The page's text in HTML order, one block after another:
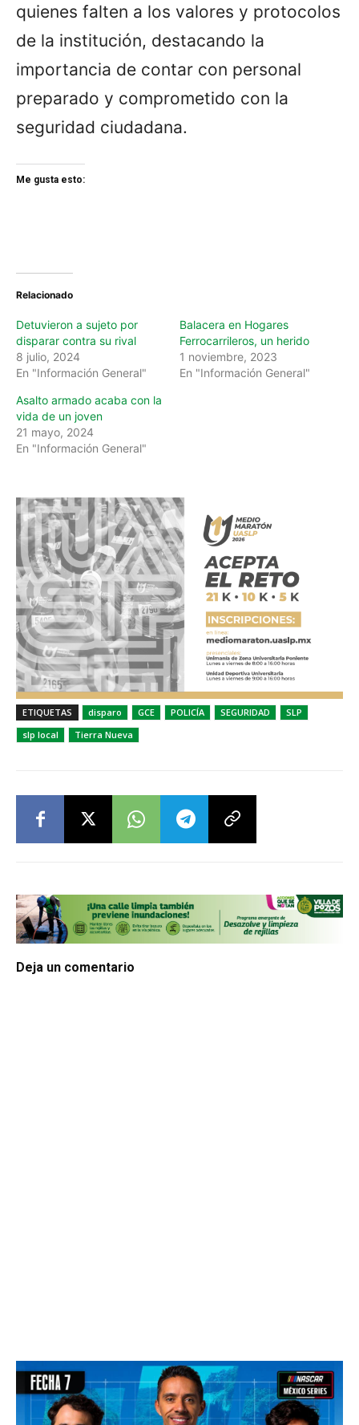
quienes falten a los valores y protocolos
de la institución, destacando la
importancia de contar con personal
preparado y comprometido con la
seguridad ciudadana.
Me gusta esto:
Relacionado
Detuvieron a sujeto por
disparar contra su rival
8 julio, 2024
En "Información General"
Balacera en Hogares
Ferrocarrileros, un herido
1 noviembre, 2023
En "Información General"
Asalto armado acaba con la
vida de un joven
21 mayo, 2024
En "Información General"
ETIQUETAS disparo GCE POLICÍA SEGURIDAD
SLP
slp local
Tierra Nueva
Deja un comentario